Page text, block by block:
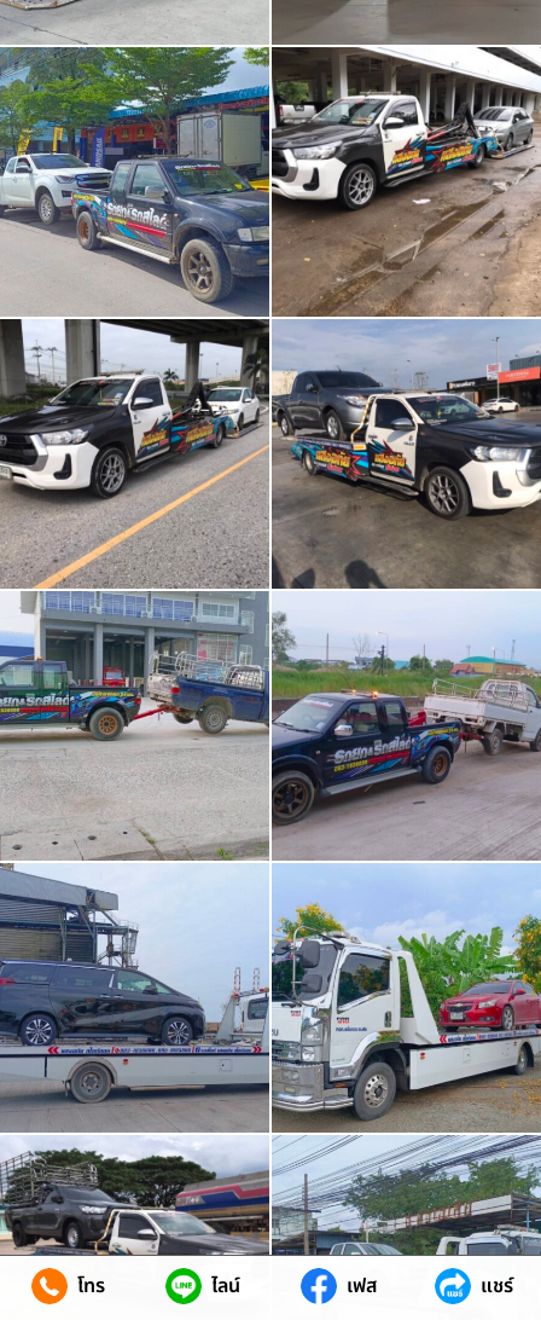
โทร ไลน์ เฟส แชร์